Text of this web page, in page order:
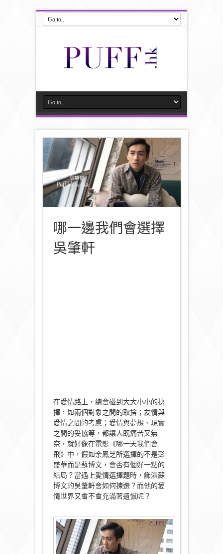
哪一邊我們會選擇
吳肇軒
在愛情路上，總會碰到大大小小的抉
擇，如兩個對象之間的取捨；友情與
愛情之間的考慮；愛情與夢想、現實
之間的妥協等，都讓人既痛苦又無
奈，就好像在電影《哪一天我們會
飛》中，假如余鳳芝所選擇的不是彭
盛華而是蘇博文，會否有個好一點的
結局？當遇上愛情選擇題時，飾演蘇
博文的吳肇軒會如何揀選？而他的愛
情世界又會不會充滿著遺憾呢？